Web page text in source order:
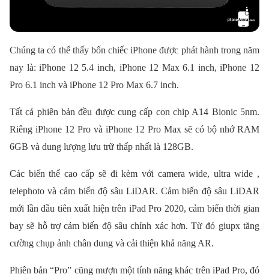
Chúng ta có thể thấy bốn chiếc iPhone được phát hành trong năm
nay là: iPhone 12 5.4 inch, iPhone 12 Max 6.1 inch, iPhone 12
Pro 6.1 inch và iPhone 12 Pro Max 6.7 inch.
Tất cả phiên bản đều được cung cấp con chip A14 Bionic 5nm.
Riêng iPhone 12 Pro và iPhone 12 Pro Max sẽ có bộ nhớ RAM
6GB và dung lượng lưu trữ thấp nhất là 128GB.
Các biến thể cao cấp sẽ đi kèm với camera wide, ultra wide ,
telephoto và cảm biến độ sâu LiDAR. Cảm biến độ sâu LiDAR
mới lần đầu tiên xuất hiện trên iPad Pro 2020, cảm biến thời gian
bay sẽ hỗ trợ cảm biến độ sâu chính xác hơn. Từ đó giupx tăng
cường chụp ảnh chân dung và cải thiện khả năng AR.
Phiên bản “Pro” cũng mượn một tính năng khác trên iPad Pro, đó